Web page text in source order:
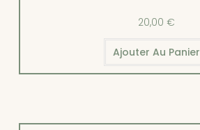
20,00 €
Ajouter Au Panier